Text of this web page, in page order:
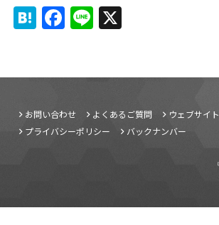
H
at
n
a
F
a
e
b
o
Li
n
お問い合わせ よくあるご質問
ウェブサイ
プライバシーポリシー
バックナンバー